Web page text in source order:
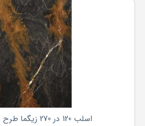
اسلب 120 در 270 زیگما طرح نویر فایر